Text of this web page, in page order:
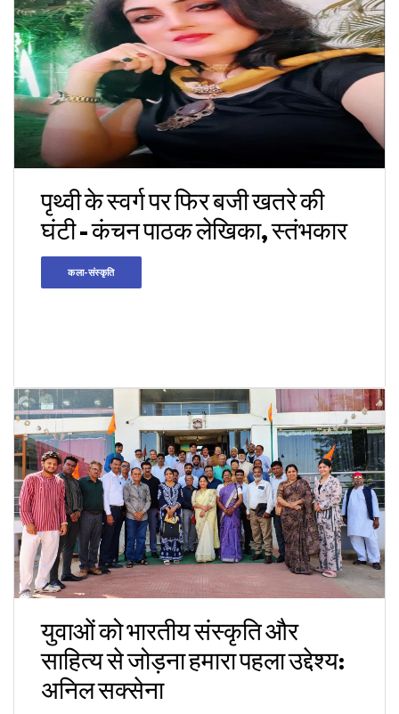
पृथ्वी के स्वर्ग पर फिर बजी खतरे की
घंटी - कंचन पाठक लेखिका, स्तंभकार
कला-संस्कृति
युवाओं को भारतीय संस्कृति और
साहित्य से जोड़ना हमारा पहला उद्देश्य:
अनिल सक्सेना